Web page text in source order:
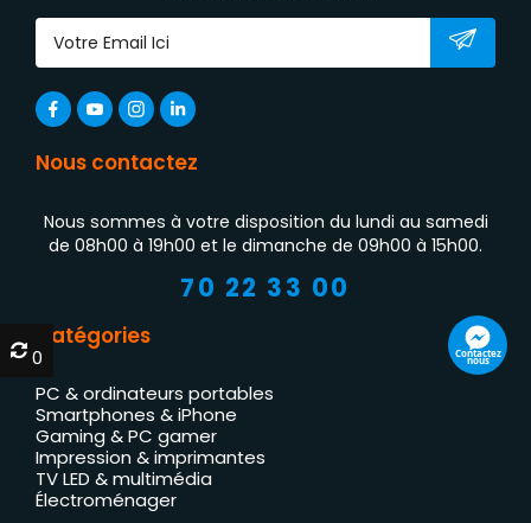
Nous contactez
Nous sommes à votre disposition du lundi au samedi
de 08h00 à 19h00 et le dimanche de 09h00 à 15h00.
70 22 33 00
Catégories
PC & ordinateurs portables
Smartphones & iPhone
Gaming & PC gamer
Impression & imprimantes
TV LED & multimédia
Électroménager
0
0